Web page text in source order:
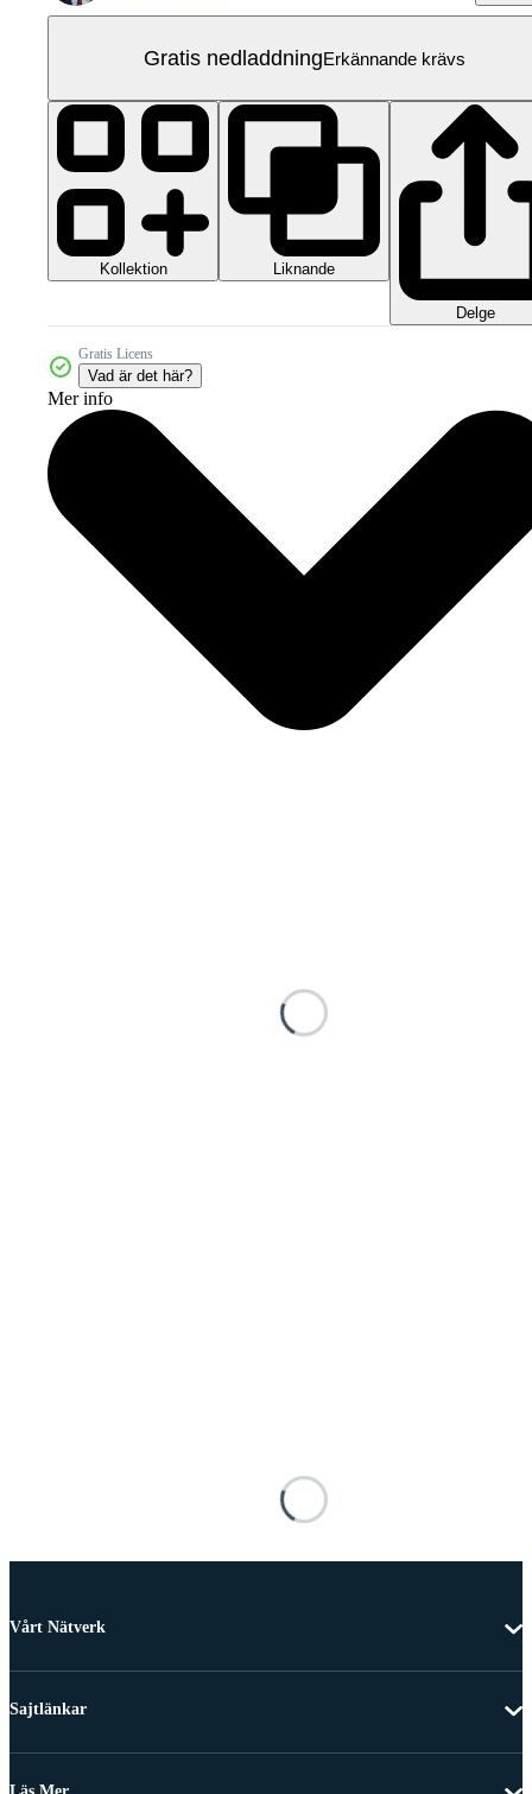
Gratis nedladdningErkännande krävs
Kollektion Liknande
Delge
Gratis Licens
Vad är det här?
Mer info
Vårt Nätverk
Sajtlänkar